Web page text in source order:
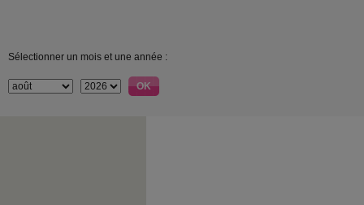
Sélectionner un mois et une année :